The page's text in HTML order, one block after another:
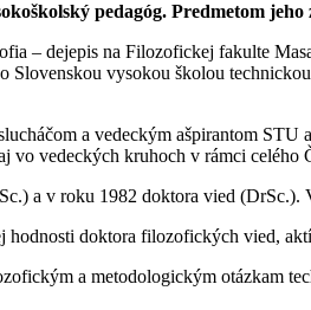
pedagóg. Predmetom
– dejepis na Filozofickej fakulte
Slovenskou vysokou školou
a vedeckým ašpirantom
vedeckých kruhoch v rámci
a v roku 1982 doktora vied
doktora filozofických vied,
a metodologickým otázkam